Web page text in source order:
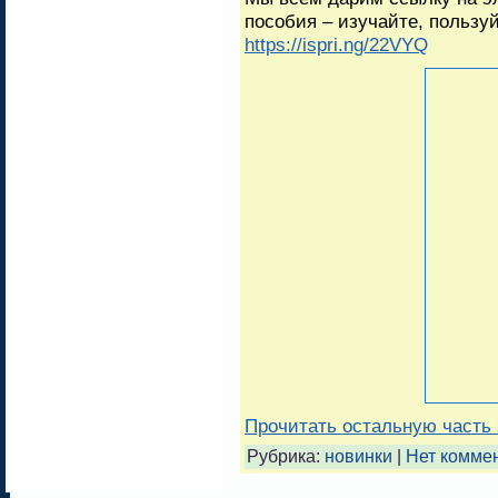
пособия – изучайте,
https://ispri.ng/22VYQ
Прочитать остальную часть
Рубрика: новинки Нет